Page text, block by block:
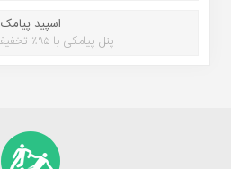
اسپید پیامک
پنل پیامکی با ۹۵٪ تخفیف خرید پنل